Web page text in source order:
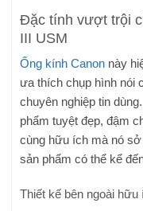
Đặc tính vượt trội
III USM
Ống kính Canon này
ưa thích chụp hình nói
chuyên nghiệp tin
phẩm tuyệt đẹp, đậm
cùng hữu ích mà nó
sản phẩm có thể kể
Thiết kế bên ngoài hữu